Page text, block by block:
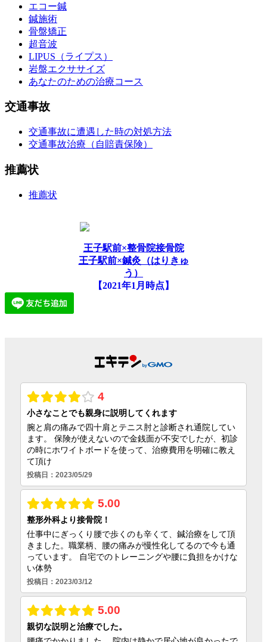
エコー鍼
鍼施術
骨盤矯正
超音波
LIPUS（ライプス）
岩盤エクササイズ
あなたのための治療コース
交通事故
交通事故に遭遇した時の対処方法
交通事故治療（自賠責保険）
推薦状
推薦状
王子駅前×整骨院接骨院
王子駅前×鍼灸（はりきゅ
う）
【2021年1月時点】